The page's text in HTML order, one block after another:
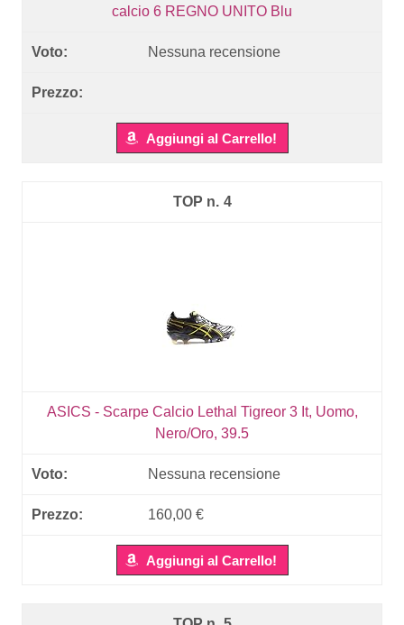
calcio 6 REGNO UNITO Blu
Nessuna recensione
Aggiungi al Carrello!
4
ASICS - Scarpe Calcio Lethal Tigreor 3 It, Uomo,
Nero/Oro, 39.5
Nessuna recensione
160,00 €
Aggiungi al Carrello!